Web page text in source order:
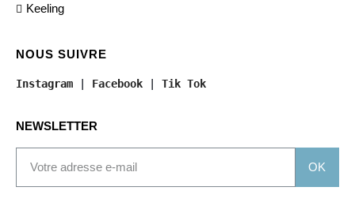
Keeling
NOUS SUIVRE
Instagram Facebook Tik Tok
NEWSLETTER
OK